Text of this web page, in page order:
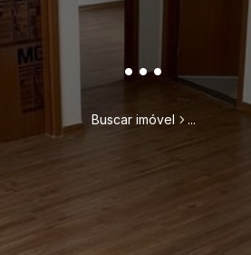
...
Buscar imóvel ...